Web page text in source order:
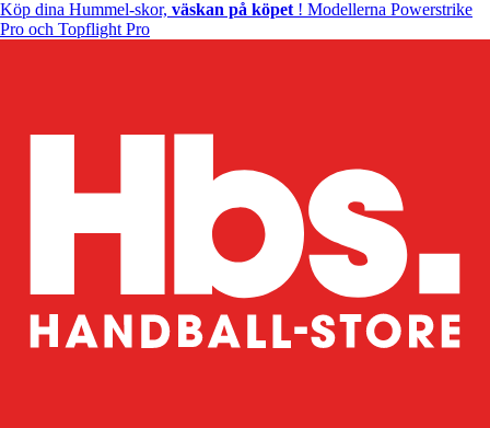
Köp dina Hummel-skor, väskan på köpet ! Modellerna Powerstrike
Pro och Topflight Pro